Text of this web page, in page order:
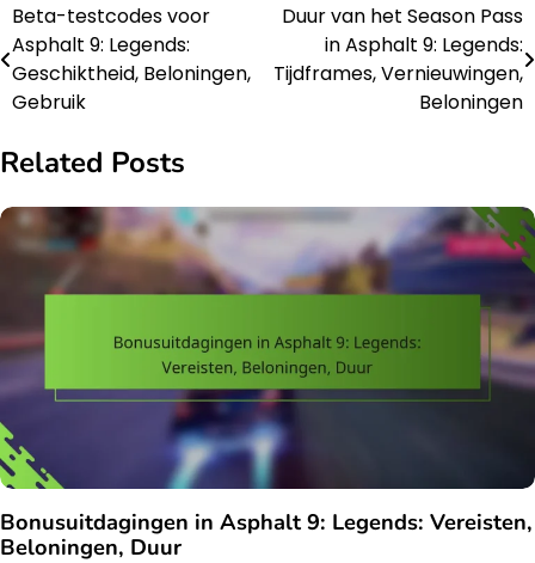
Post
navigation
Beta-testcodes voor
Asphalt 9: Legends:
Geschiktheid, Beloningen,
Gebruik
Duur van het Season Pass
in Asphalt 9: Legends:
Tijdframes, Vernieuwingen,
Beloningen
Related Posts
Bonusuitdagingen in Asphalt 9: Legends: Vereisten,
Beloningen, Duur